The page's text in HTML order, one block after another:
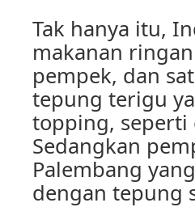
Tak hanya itu,
makanan
pempek, dan
tepung terigu
topping, seperti
Sedangkan
Palembang
dengan tepung